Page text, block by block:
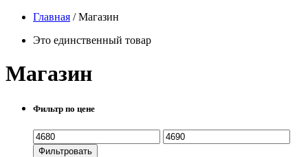
Главная /Магазин
Это единственный товар
Магазин
Фильтр по цене
Фильтровать